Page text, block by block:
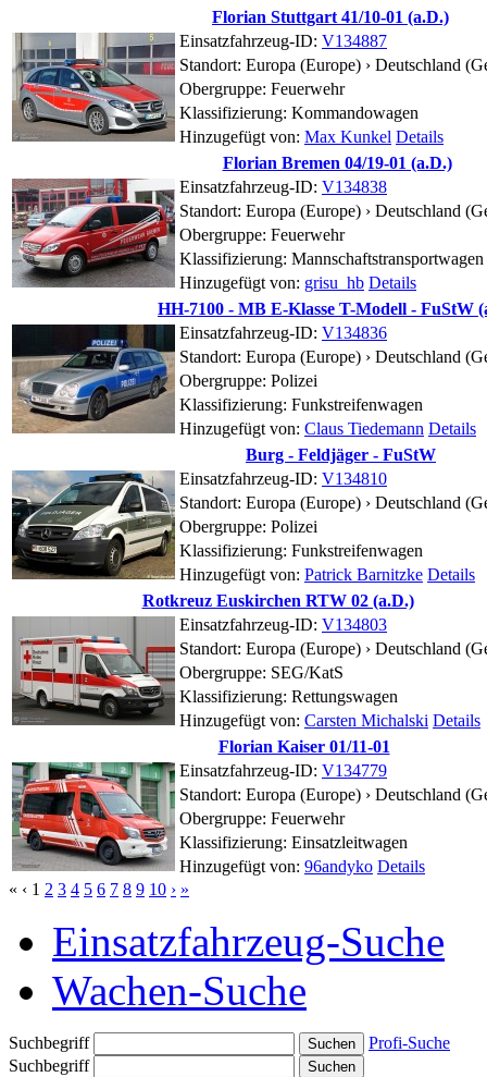
Florian Stuttgart 41/10-01 (a.D.)
Einsatzfahrzeug-ID: V134887
Standort: Europa (Europe) › Deutschland
Obergruppe: Feuerwehr
Klassifizierung: Kommandowagen
Hinzugefügt von: Max Kunkel Details
Florian Bremen 04/19-01 (a.D.)
Einsatzfahrzeug-ID: V134838
Standort: Europa (Europe) › Deutschland
Obergruppe: Feuerwehr
Klassifizierung: Mannschaftstransportwagen
Hinzugefügt von: grisu_hb Details
HH-7100 - MB E-Klasse T-Modell - FuStW
Einsatzfahrzeug-ID: V134836
Standort: Europa (Europe) › Deutschland
Obergruppe: Polizei
Klassifizierung: Funkstreifenwagen
Hinzugefügt von: Claus Tiedemann Details
Burg - Feldjäger - FuStW
Einsatzfahrzeug-ID: V134810
Standort: Europa (Europe) › Deutschland
Obergruppe: Polizei
Klassifizierung: Funkstreifenwagen
Hinzugefügt von: Patrick Barnitzke Details
Rotkreuz Euskirchen RTW 02 (a.D.)
Einsatzfahrzeug-ID: V134803
Standort: Europa (Europe) › Deutschland
Obergruppe: SEG/KatS
Klassifizierung: Rettungswagen
Hinzugefügt von: Carsten Michalski Details
Florian Kaiser 01/11-01
Einsatzfahrzeug-ID: V134779
Standort: Europa (Europe) › Deutschland
Obergruppe: Feuerwehr
Klassifizierung: Einsatzleitwagen
Hinzugefügt von: 96andyko Details
« ‹ 1 2 3 4 5 6 7 8 9 10 › »
Einsatzfahrzeug-Suche
Wachen-Suche
Suchbegriff
Profi-Suche
Suchbegriff